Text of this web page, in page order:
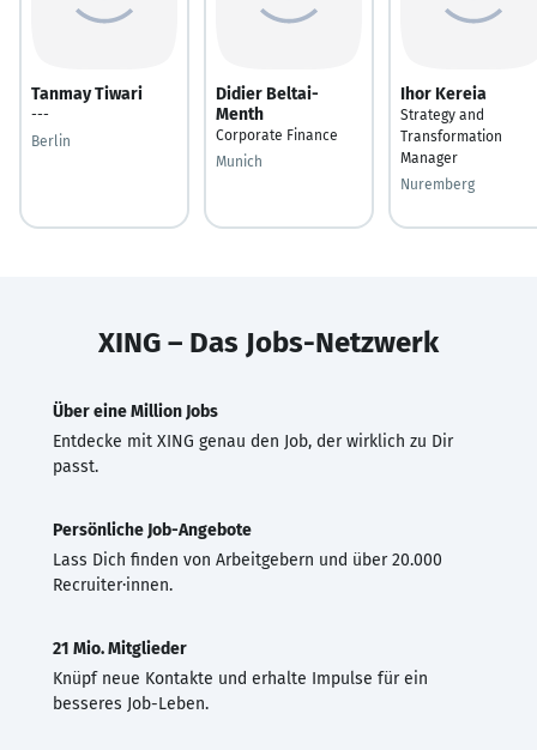
Tanmay Tiwari
---
Berlin
Didier Beltai-
Menth
Corporate Finance
Munich
Ihor Kereia
Strategy and
Transformation
Manager
Nuremberg
XING – Das Jobs-Netzwerk
Über eine Million Jobs
Entdecke mit XING genau den Job, der wirklich zu Dir
passt.
Persönliche Job-Angebote
Lass Dich finden von Arbeitgebern und über 20.000
Recruiter·innen.
21 Mio. Mitglieder
Knüpf neue Kontakte und erhalte Impulse für ein
besseres Job-Leben.